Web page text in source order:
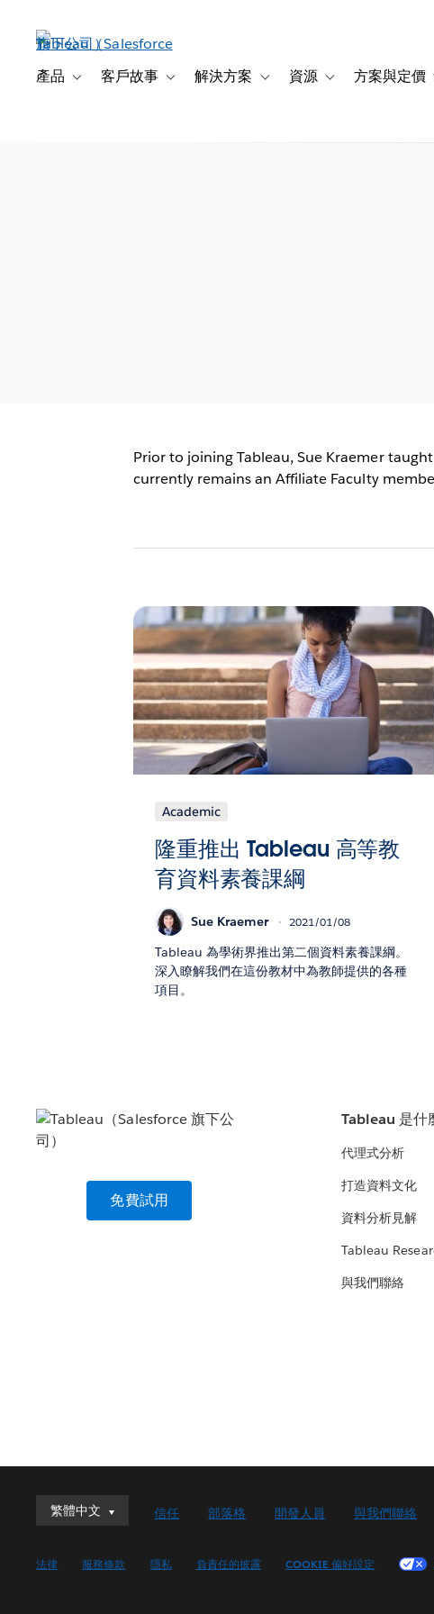
產品 Toggle sub-navigation for 產品
客戶故事 Toggle sub-navigation for 客戶故事
解決方案 Toggle sub-navigation for 解決方
資源 Toggle sub-
方案與定價
Prior to joining Tableau, Sue Kraemer
currently remains an Affiliate Faculty
Academic
隆重推出 Tableau 高等教
育資料素養課綱
Sue Kraemer 2021/01/08
Tableau 為學術界推出第二個資料素養課綱。
深入瞭解我們在這份教材中為教師提供的各種
項目。
免費試用
Tableau 是什
代理式分析
打造資料文化
資料分析見解
Tableau
與我們聯絡
繁體中文
繁體中文
English (UK)
信任 部落格 開發人員 與我們聯絡
法律 服務條款 隱私 負責任的披露 COOKIE 偏好設定